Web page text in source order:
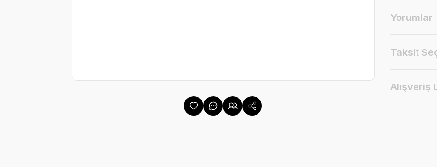
Yorumlar
Taksit
Alışveriş